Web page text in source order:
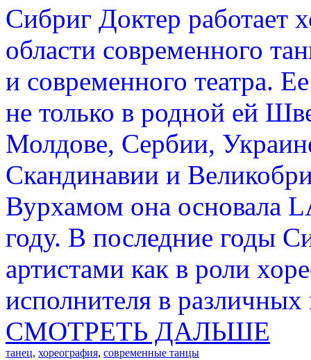
Сибриг Доктер работает
области современного
и современного театра.
не только в родной ей
Молдове, Сербии,
Скандинавии и
Вурхамом она основала
году. В последние годы
артистами как в роли
исполнителя в
СМОТРЕТЬ ДАЛЬШЕ
танец, хореография, современные танцы